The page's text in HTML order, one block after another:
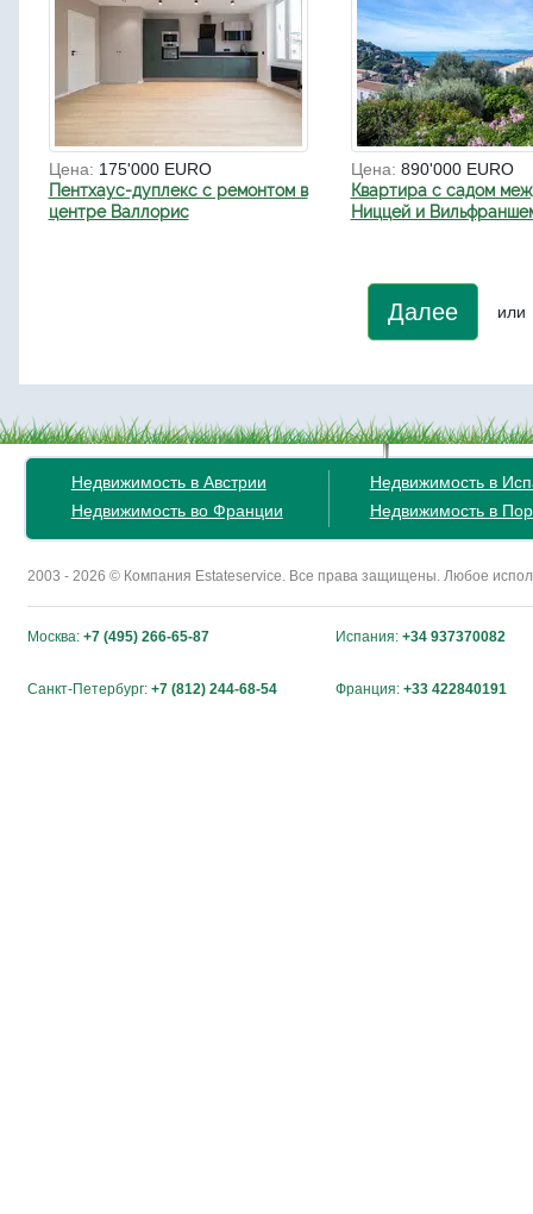
Цена: 175'000 EURO
Пентхаус-дуплекс с ремонтом в
центре Валлорис
Цена: 890'000 EURO
Квартира с садом
Ниццей и
Далее или
Недвижимость в Австрии
Недвижимость во Франции
Недвижимость в
Недвижимость в
2003 - 2026 © Компания Estateservice. Все права защищены. Любое
Москва: +7 (495) 266-65-87 Испания: +34 937370082
Санкт-Петербург: +7 (812) 244-68-54 Франция: +33 422840191